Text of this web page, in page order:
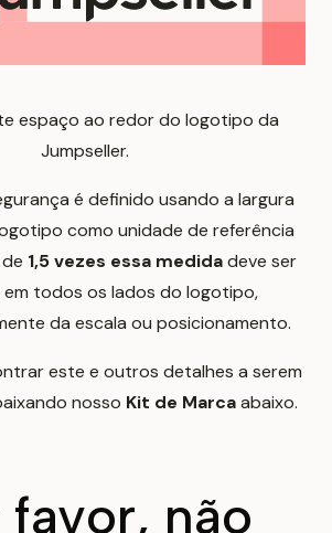
espaço ao redor do logotipo da
Jumpseller.
é definido usando a largura
como unidade de referência
1,5 vezes essa medidadeve ser
todos os lados do logotipo,
da escala ou posicionamento.
este e outros detalhes a serem
nosso Kit de Marcaabaixo.
favor, não